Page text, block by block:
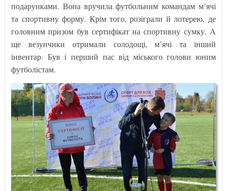
подарунками. Вона вручила футбольним командам м’ячі
та спортивну форму. Крім того, розіграли й лотерею, де
головним призом був сертифікат на спортивну сумку. А
ще везунчики отримали солодощі, м’ячі та інший
інвентар. Був і перший пас від міського голови юним
футболістам.